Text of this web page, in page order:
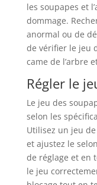
les soupapes et
dommage.
anormal ou de
de vérifier le jeu
came de l’arbre
Régler le
Le jeu des
selon les
Utilisez un jeu
et ajustez le
de réglage et en
le jeu